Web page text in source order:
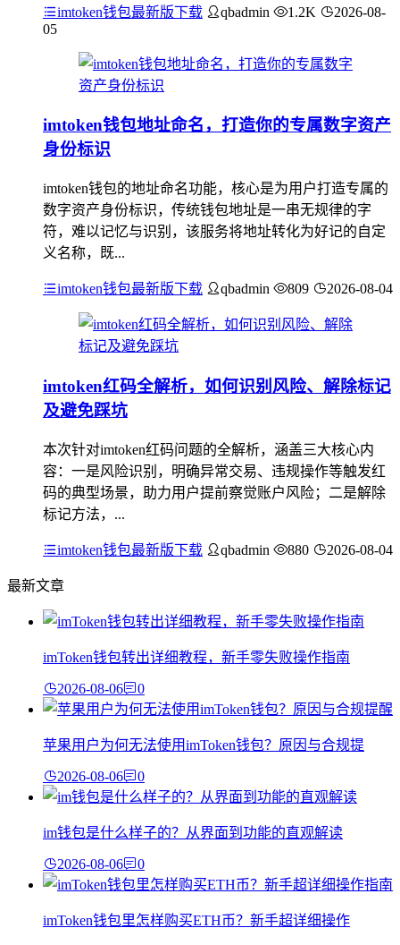
imtoken钱包最新版下载 qbadmin 1.2K
2026-08-
05
imtoken钱包地址命名，打造你的专属数字资产
身份标识
imtoken钱包的地址命名功能，核心是为用户打造专属的
数字资产身份标识，传统钱包地址是一串无规律的字
符，难以记忆与识别，该服务将地址转化为好记的自定
义名称，既...
imtoken钱包最新版下载 qbadmin 809 2026-08-04
imtoken红码全解析，如何识别风险、解除标记
及避免踩坑
本次针对imtoken红码问题的全解析，涵盖三大核心内
容：一是风险识别，明确异常交易、违规操作等触发红
码的典型场景，助力用户提前察觉账户风险；二是解除
标记方法，...
imtoken钱包最新版下载 qbadmin 880 2026-08-04
最新文章
imToken钱包转出详细教程，新手零失败操作指南
2026-08-06 0
苹果用户为何无法使用imToken钱包？原因与合规提
2026-08-06 0
im钱包是什么样子的？从界面到功能的直观解读
2026-08-06 0
imToken钱包里怎样购买ETH币？新手超详细操作